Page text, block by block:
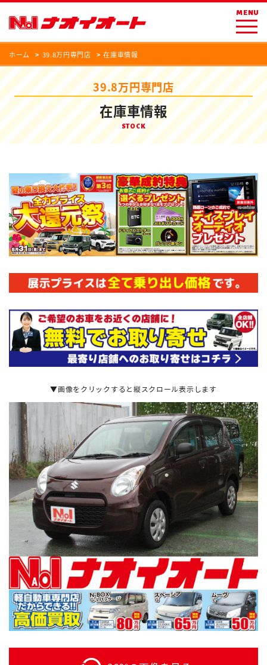
MENU
ホーム 39.8万円専門店 在庫車情報
39.8万円専門店
在庫車情報
STOCK
▼画像をクリックすると縦スクロール表示します